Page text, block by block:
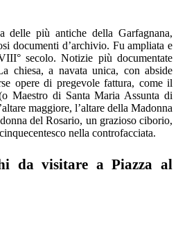
delle più antiche della Garfagnana,
documenti d’archivio. Fu ampliata e
secolo. Notizie più documentate
chiesa, a navata unica, con abside
opere di pregevole fattura, come il
Maestro di Santa Maria Assunta di
maggiore, l’altare della Madonna
del Rosario, un grazioso ciborio,
nella controfacciata.
da visitare a Piazza al